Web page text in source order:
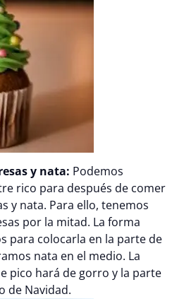
y nata: Podemos
rico para después de comer
y nata. Para ello, tenemos
por la mitad. La forma
para colocarla en la parte de
nata en el medio. La
pico hará de gorro y la parte
de Navidad.